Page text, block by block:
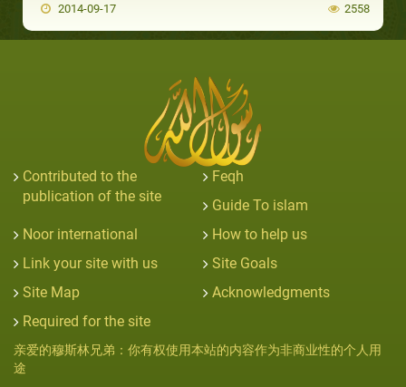
2014-09-17 2558
Contributed to the
publication of the site
Feqh
Guide To islam
Noor international
How to help us
Link your site with us
Site Goals
Site Map
Acknowledgments
Required for the site
亲爱的穆斯林兄弟：你有权使用本站的内容作为非商业性的个人用
途